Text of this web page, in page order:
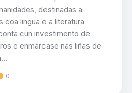
destinadas a
lingua e a literatura
cun investimento de
e enmárcase nas liñas de
0